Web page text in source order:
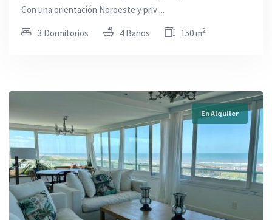
Con una orientación Noroeste y priv ...
3 Dormitorios 4 Baños 150 m2
En Alquiler